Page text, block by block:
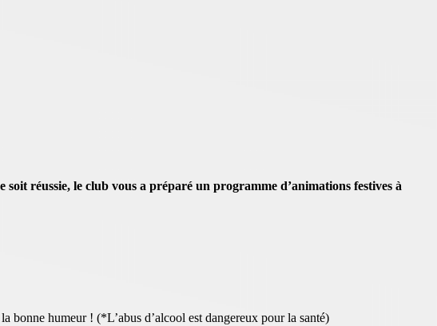
réussie, le club vous a préparé un programme d’animations festives à
bonne humeur ! (*L’abus d’alcool est dangereux pour la santé)